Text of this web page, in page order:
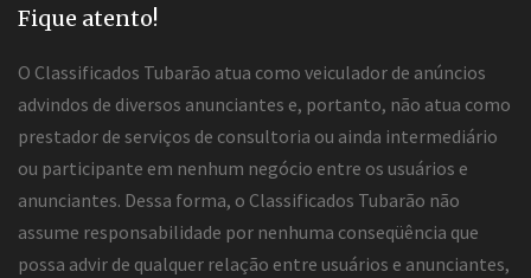
Fique atento!
O Classificados Tubarão atua como veiculador de anúncios
advindos de diversos anunciantes e, portanto, não atua como
prestador de serviços de consultoria ou ainda intermediário
ou participante em nenhum negócio entre os usuários e
anunciantes. Dessa forma, o Classificados Tubarão não
assume responsabilidade por nenhuma conseqüência que
possa advir de qualquer relação entre usuários e anunciantes,